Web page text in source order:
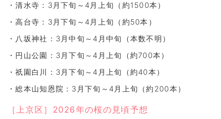
・清水寺：3月下旬～4月上旬（約1500本）
・高台寺：3月下旬～4月上旬（約50本）
・八坂神社：3月中旬～4月中旬（本数不明）
・円山公園：3月下旬～4月上旬（約700本）
・祇園白川：3月下旬～4月上旬（約40本）
・総本山知恩院：3月下旬～4月上旬（約200本）
［上京区］2026年の桜の見頃予想